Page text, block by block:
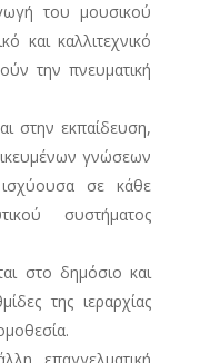
του μουσικού
και καλλιτεχνικό
την πνευματική
στην εκπαίδευση,
γνώσεων
σε κάθε
συστήματος
στο δημόσιο και
της ιεραρχίας